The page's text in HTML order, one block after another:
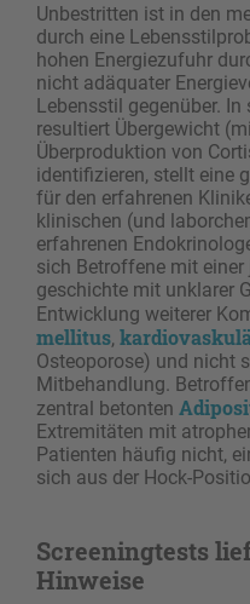
Unbestritten ist in den
durch eine
hohen Energiezufuhr
nicht adäquater
Lebensstil gegenüber.
resultiert Übergewicht
Überproduktion von
identifizieren, stellt eine
für den erfahrenen
klinischen (und
erfahrenen
sich Betroffene mit
geschichte mit unklarer
Entwicklung weiterer
mellitus,
Osteoporose) und nicht
Mitbehandlung.
zentral ­betonten
Extremitäten mit
Patienten häufig nicht,
sich aus der Hock-
Screeningtests
Hinweise